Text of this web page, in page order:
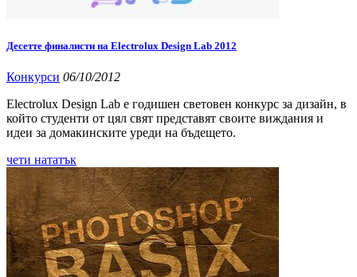
Десетте финалисти на Electrolux Design Lab 2012
Конкурси 06/10/2012
Electrolux Design Lab е годишен световен конкурс за дизайн, в
който студенти от цял свят представят своите виждания и
идеи за домакинските уреди на бъдещето.
чети нататък